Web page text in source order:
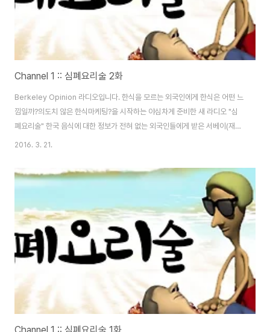
Channel 1 :: 심폐요리술 2화
Berkeley Opinion 라디오입니다. 한식을 모르는 외국인에게 한식은 어떤 느
낌일까?의도치 않은 한식마케팅?을 시작하는 야심차게 준비한 새 라디오 "심
폐요리술" 한국 음식에 대한 정보가 전혀 없는 외국인들에게 받은 서베이(재
료)만으로 DJ들이 요리를 하고 평가해보는 본격 사운드 쿠킹방송!많이 기대해
정서윤많은 사랑 부탁드립니다!
2016. 3. 21.